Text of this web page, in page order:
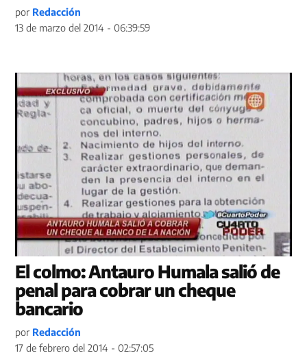
por Redacción
13 de marzo del 2014 - 06:39:59
El colmo: Antauro Humala salió de
penal para cobrar un cheque
bancario
por Redacción
17 de febrero del 2014 - 02:57:05